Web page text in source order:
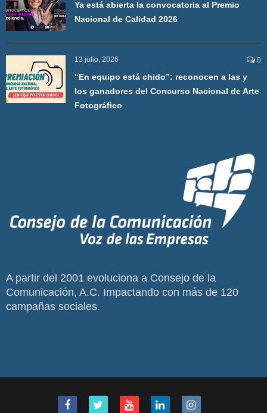
Ya está abierta la convocatoria al Premio
Nacional de Calidad 2026
13 julio, 2026 0
“En equipo está chido”: reconocen a las y
los ganadores del Concurso Nacional de Arte
Fotográfico
A partir del 2001 evoluciona a Consejo de la
Comunicación, A.C. Impactando con más de 120
campañas sociales.